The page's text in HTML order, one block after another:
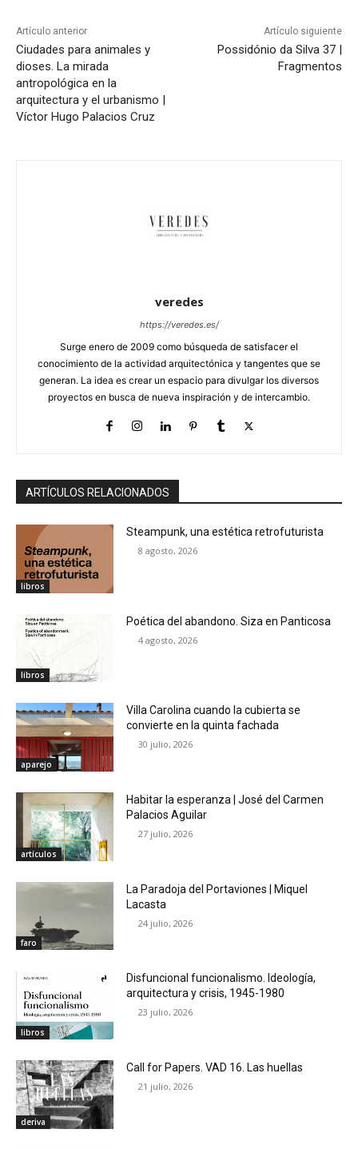
Artículo anterior
Ciudades para animales y
dioses. La mirada
antropológica en la
arquitectura y el urbanismo |
Víctor Hugo Palacios Cruz
Artículo siguiente
Possidónio da Silva 37 |
Fragmentos
veredes
https://veredes.es/
Surge enero de 2009 como búsqueda de satisfacer el
conocimiento de la actividad arquitectónica y tangentes que se
generan. La idea es crear un espacio para divulgar los diversos
proyectos en busca de nueva inspiración y de intercambio.
ARTÍCULOS RELACIONADOS
libros
Steampunk, una estética retrofuturista
8 agosto, 2026
libros
Poética del abandono. Siza en Panticosa
4 agosto, 2026
aparejo
Villa Carolina cuando la cubierta se
convierte en la quinta fachada
30 julio, 2026
artículos
Habitar la esperanza | José del Carmen
Palacios Aguilar
27 julio, 2026
faro
La Paradoja del Portaviones | Miquel
Lacasta
24 julio, 2026
libros
Disfuncional funcionalismo. Ideología,
arquitectura y crisis, 1945-1980
23 julio, 2026
deriva
Call for Papers. VAD 16. Las huellas
21 julio, 2026